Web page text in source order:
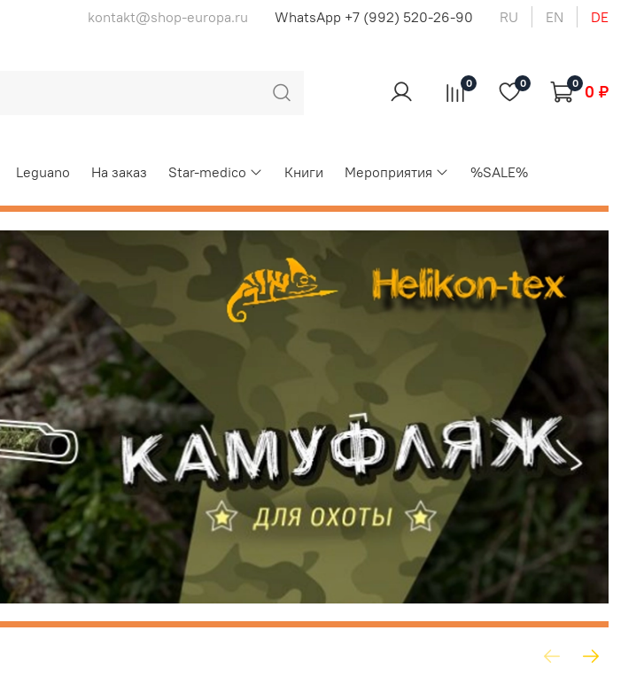
kontakt@shop-europa.ru WhatsApp +7 (992) 520-26-90 RU EN DE
0 0 0 0 ₽
Leguano На заказ Star-medico Книги Мероприятия %SALE%